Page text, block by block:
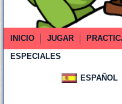
INICIO JUGAR
ESPECIALES
ESPAÑOL